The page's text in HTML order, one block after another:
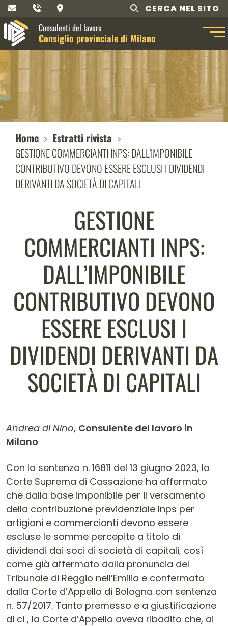
CERCA NEL SITO
Consulenti del lavoro
Consiglio provinciale di Milano
Home
Estratti rivista
GESTIONE COMMERCIANTI INPS: DALL’IMPONIBILE
CONTRIBUTIVO DEVONO ESSERE ESCLUSI I DIVIDENDI
DERIVANTI DA SOCIETÀ DI CAPITALI
GESTIONE
COMMERCIANTI INPS:
DALL’IMPONIBILE
CONTRIBUTIVO DEVONO
ESSERE ESCLUSI I
DIVIDENDI DERIVANTI DA
SOCIETÀ DI CAPITALI
Andrea di Nino, Consulente del lavoro in
Milano
Contenuto dell'articolo
Con la sentenza n. 16811 del 13 giugno 2023, la
Corte Suprema di Cassazione ha affermato
che dalla base imponibile per il versamento
della contribuzione previdenziale Inps per
artigiani e commercianti devono essere
escluse le somme percepite a titolo di
dividendi dai soci di società di capitali, così
come già affermato dalla pronuncia del
Tribunale di Reggio nell’Emilia e confermato
dalla Corte d’Appello di Bologna con sentenza
n. 57/2017. Tanto premesso e a giustificazione
di ci , la Corte d’Appello aveva ribadito che, ai